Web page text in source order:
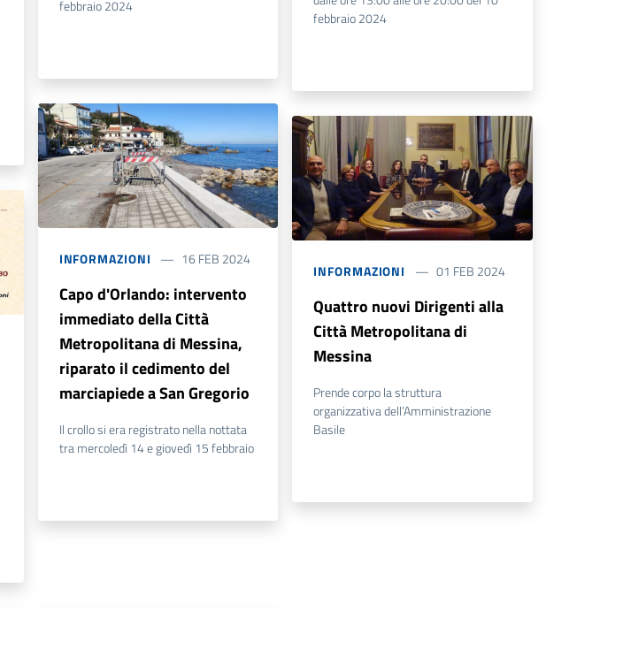
febbraio 2024
INFORMAZIONI 16 FEB 2024
Capo d'Orlando: intervento
immediato della Città
Metropolitana di Messina,
riparato il cedimento del
marciapiede a San Gregorio
Il crollo si era registrato nella nottata
tra mercoledì 14 e giovedì 15 febbraio
febbraio 2024
INFORMAZIONI 01 FEB 2024
Quattro nuovi Dirigenti alla
Città Metropolitana di
Messina
Prende corpo la struttura
organizzativa dell’Amministrazione
Basile